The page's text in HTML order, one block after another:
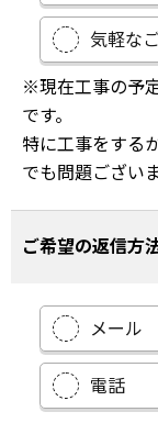
気軽な
※現在工事の予
です。
特に工事をする
でも問題ござい
ご希望の返信方
メール
電話